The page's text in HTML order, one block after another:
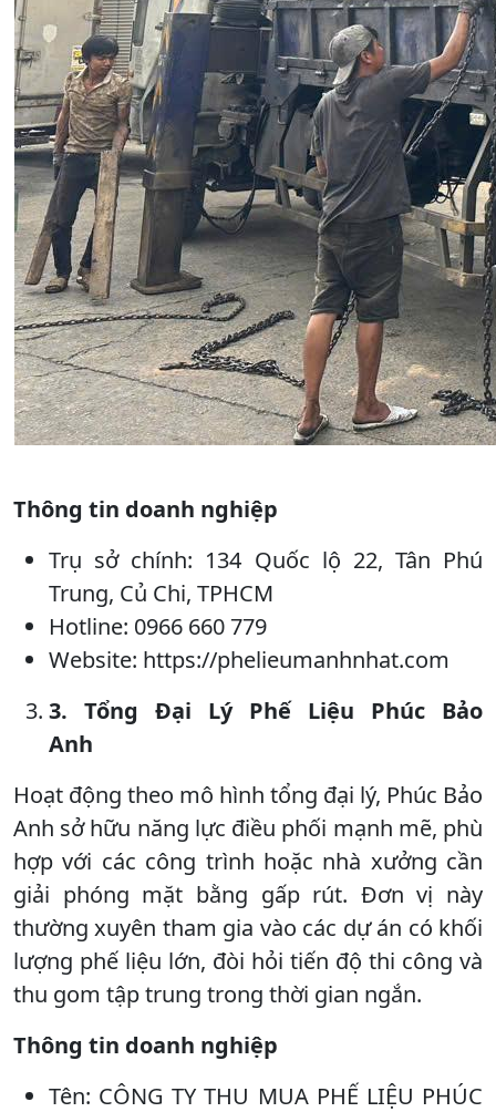
Thông tin doanh nghiệp
Trụ sở chính: 134 Quốc lộ 22, Tân Phú
Trung, Củ Chi, TPHCM
Hotline: 0966 660 779
Website: https://phelieumanhnhat.com
3. Tổng Đại Lý Phế Liệu Phúc Bảo
Anh
Hoạt động theo mô hình tổng đại lý, Phúc Bảo
Anh sở hữu năng lực điều phối mạnh mẽ, phù
hợp với các công trình hoặc nhà xưởng cần
giải phóng mặt bằng gấp rút. Đơn vị này
thường xuyên tham gia vào các dự án có khối
lượng phế liệu lớn, đòi hỏi tiến độ thi công và
thu gom tập trung trong thời gian ngắn.
Thông tin doanh nghiệp
Tên: CÔNG TY THU MUA PHẾ LIỆU PHÚC